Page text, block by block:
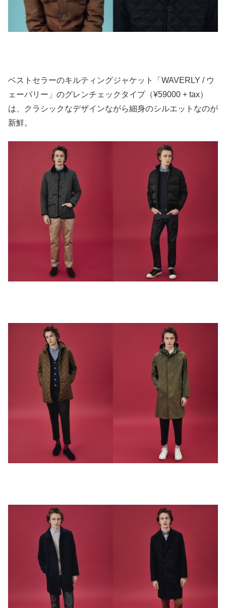
ベストセラーのキルティングジャケット「WAVERLY / ウ
ェーバリー」のグレンチェックタイプ（¥59000 + tax）
は、クラシックなデザインながら細身のシルエットなのが
新鮮。